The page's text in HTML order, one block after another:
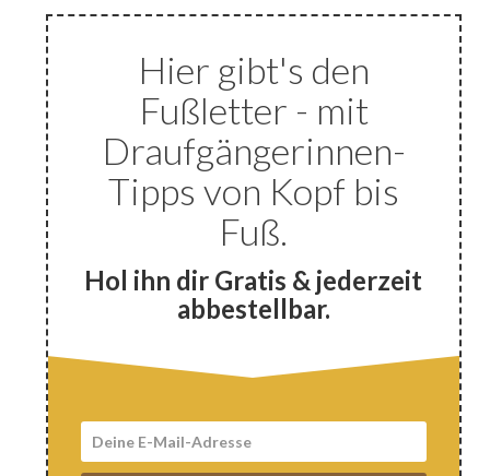
Hier gibt's den
Fußletter - mit
Draufgängerinnen-
Tipps von Kopf bis
Fuß.
Hol ihn dir Gratis & jederzeit
abbestellbar.